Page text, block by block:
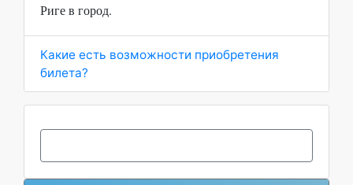
Риге в город.
Какие есть возможности приобретения
билета?